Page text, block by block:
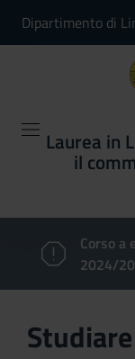
Dipartimento di
Laurea in
il
Corso a
2024/
Studiare